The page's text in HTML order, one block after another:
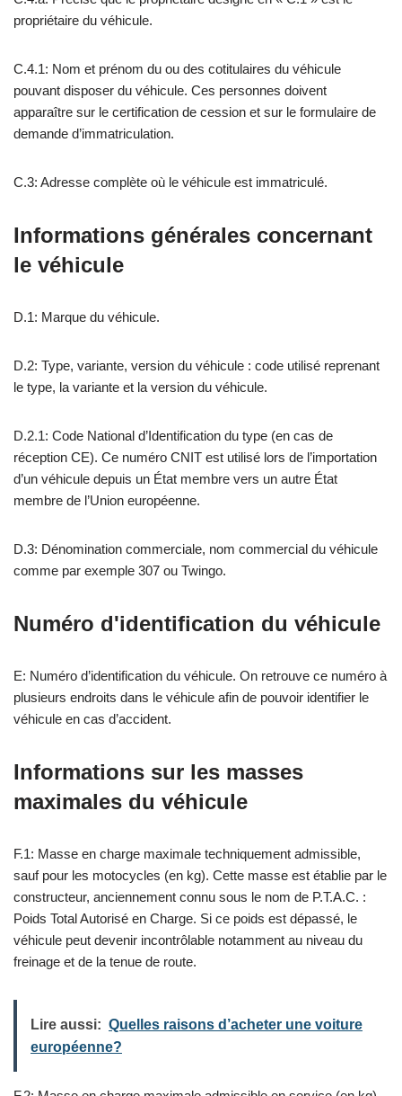
propriétaire du véhicule.
C.4.1: Nom et prénom du ou des cotitulaires du véhicule
pouvant disposer du véhicule. Ces personnes doivent
apparaître sur le certification de cession et sur le formulaire de
demande d’immatriculation.
C.3: Adresse complète où le véhicule est immatriculé.
Informations générales concernant
le véhicule
D.1: Marque du véhicule.
D.2: Type, variante, version du véhicule : code utilisé reprenant
le type, la variante et la version du véhicule.
D.2.1: Code National d’Identification du type (en cas de
réception CE). Ce numéro CNIT est utilisé lors de l’importation
d’un véhicule depuis un État membre vers un autre État
membre de l’Union européenne.
D.3: Dénomination commerciale, nom commercial du véhicule
comme par exemple 307 ou Twingo.
Numéro d'identification du véhicule
E: Numéro d’identification du véhicule. On retrouve ce numéro à
plusieurs endroits dans le véhicule afin de pouvoir identifier le
véhicule en cas d’accident.
Informations sur les masses
maximales du véhicule
F.1: Masse en charge maximale techniquement admissible,
sauf pour les motocycles (en kg). Cette masse est établie par le
constructeur, anciennement connu sous le nom de P.T.A.C. :
Poids Total Autorisé en Charge. Si ce poids est dépassé, le
véhicule peut devenir incontrôlable notamment au niveau du
freinage et de la tenue de route.
Lire aussi: Quelles raisons d’acheter une voiture
européenne?